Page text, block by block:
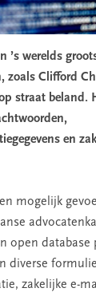
’s werelds
zoals Clifford
straat beland.
en
mogelijk
open database
diverse
zakelijke e-